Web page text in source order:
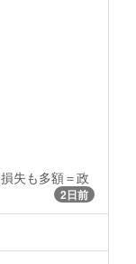
失も多額＝政
2日前